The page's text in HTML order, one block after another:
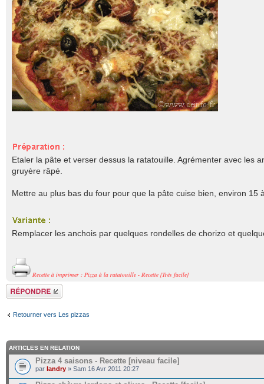
Etaler la pâte et verser dessus la ratatouille. Agrémenter avec les
gruyère râpé.
Mettre au plus bas du four pour que la pâte cuise bien, environ 15
Remplacer les anchois par quelques rondelles de chorizo et
Recette à imprimer : Pizza à la ratatouille - Recette [Très facile]
Répondre
Retourner vers Les pizzas
ARTICLES EN RELATION
Pizza 4 saisons - Recette [niveau facile]
par landry » Sam 16 Avr 2011 20:27